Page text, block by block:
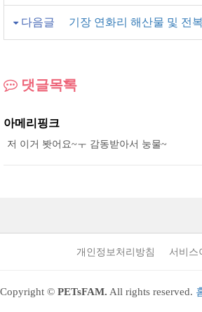
다음글 기장 연화리 해산물 및 전
댓글목록
아메리핑크
저 이거 봣어요~ㅜ 감동받아서 눙물~
개인정보처리방침 서비스
Copyright © PETsFAM. All rights reserved.